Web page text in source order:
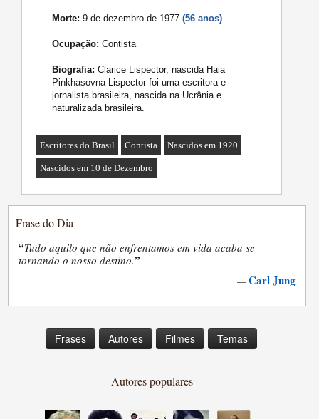
Morte: 9 de dezembro de 1977(56 anos)
Ocupação: Contista
Biografia: Clarice Lispector, nascida Haia
Pinkhasovna Lispector foi uma escritora e
jornalista brasileira, nascida na Ucrânia e
naturalizada brasileira.
Escritores do Brasil Contista Nascidos em 1920
Nascidos em 10 de Dezembro
Frase do Dia
“Tudo aquilo que não enfrentamos em vida acaba se
tornando o nosso destino.”
—Carl Jung
Frases Autores Filmes Temas
Autores populares